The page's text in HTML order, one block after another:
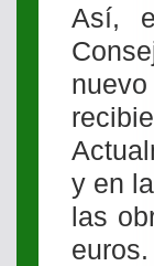
Así,
y en
las
euros.